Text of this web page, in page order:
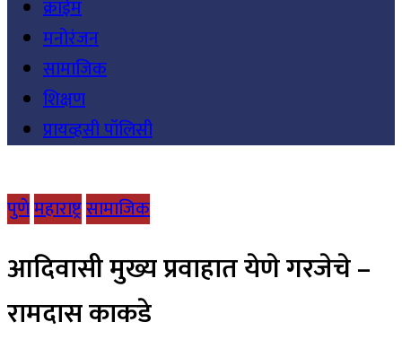
क्राईम
मनोरंजन
सामाजिक
शिक्षण
प्रायव्हसी पॉलिसी
पुणेमहाराष्ट्रसामाजिक
आदिवासी मुख्य प्रवाहात येणे गरजेचे –
रामदास काकडे